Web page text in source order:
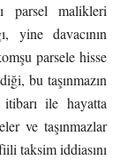
parsel malikleri
yine davacının
parsele hisse
bu taşınmazın
ile hayatta
ve taşınmazlar
taksim iddiasını